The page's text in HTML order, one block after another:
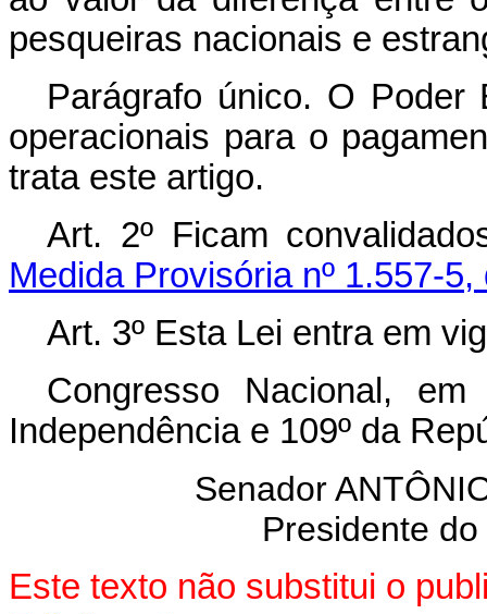
pesqueiras nacionais e
Parágrafo único. O Poder
operacionais para o
trata este artigo.
Art. 2º Ficam
Medida Provisória nº 1.557-
Art. 3º Esta Lei entra em
Congresso Nacional,
Independência e 109º da
Senador
Presidente
Este texto não substitui o